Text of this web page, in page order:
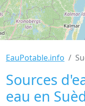
EauPotable.info
Sources
eau en